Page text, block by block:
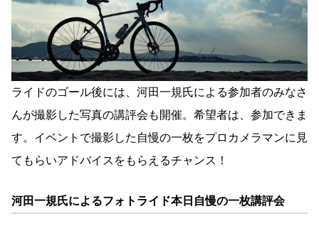
ライドのゴール後には、河田一規氏による参加者のみなさ
んが撮影した写真の講評会も開催。希望者は、参加できま
す。イベントで撮影した自慢の一枚をプロカメラマンに見
てもらいアドバイスをもらえるチャンス！
河田一規氏によるフォトライド本日自慢の一枚講評会